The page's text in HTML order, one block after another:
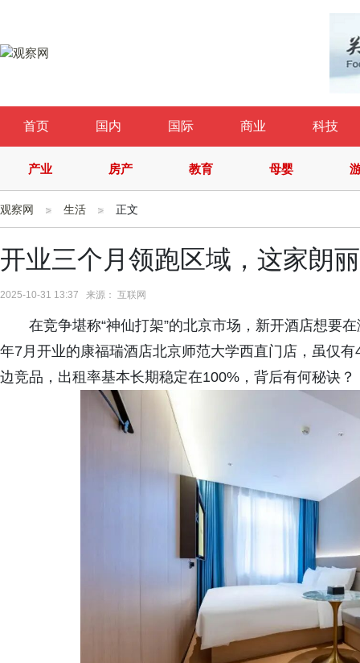
首页 国内 国际 商业 科技
产业 房产 教育 母婴
观察网 生活 正文
开业三个月领跑区域，这家朗
2025-10-31 13:37 来源： 互联网
在竞争堪称“神仙打架”的北京市场，新开酒店想要
年7月开业的康福瑞酒店北京师范大学西直门店，虽仅
边竞品，出租率基本长期稳定在100%，背后有何秘诀？